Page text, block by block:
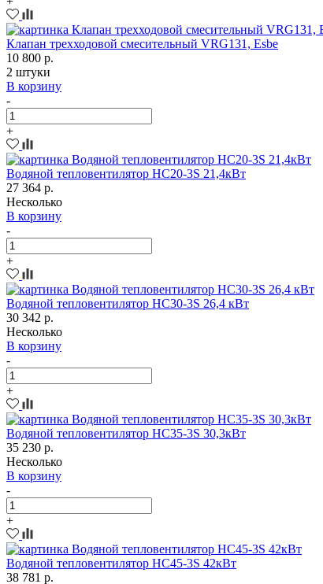
Клапан трехходовой смесительный VRG131, Esbe
10 800 р.
2 штуки
В корзину
-
+
Водяной тепловентилятор HC20-3S 21,4кВт
27 364 р.
Несколько
В корзину
-
+
Водяной тепловентилятор HC30-3S 26,4 кВт
30 342 р.
Несколько
В корзину
-
+
Водяной тепловентилятор HC35-3S 30,3кВт
35 230 р.
Несколько
В корзину
-
+
Водяной тепловентилятор HC45-3S 42кВт
38 781 р.